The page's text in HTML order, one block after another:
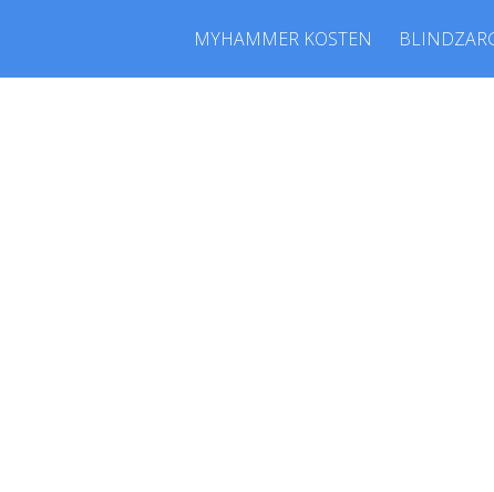
MYHAMMER KOSTEN